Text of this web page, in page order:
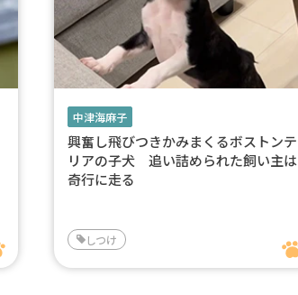
中津海麻子
興奮し飛びつきかみまくるボストンテ
リアの子犬 追い詰められた飼い主は
奇行に走る
しつけ